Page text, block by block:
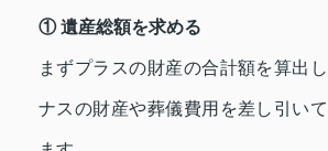
① 遺産総額を求める
まずプラスの財産の合計額を算出
ナスの財産や葬儀費用を差し引い